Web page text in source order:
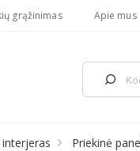
grąžinimas Apie mus
Priekinė